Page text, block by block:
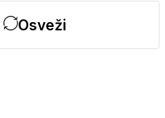
Osveži